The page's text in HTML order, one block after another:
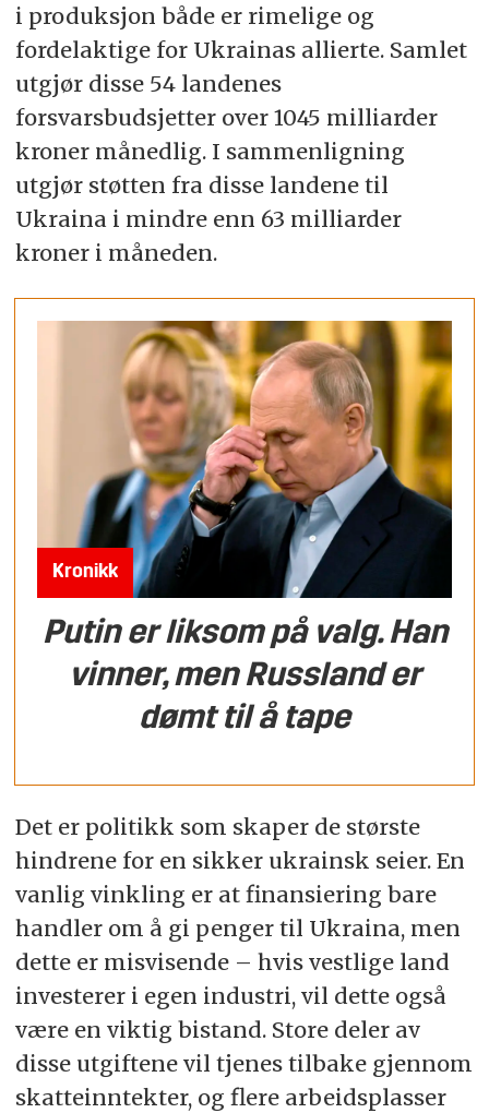
i produksjon både er rimelige og
fordelaktige for Ukrainas allierte. Samlet
utgjør disse 54 landenes
forsvarsbudsjetter over 1045 milliarder
kroner månedlig. I sammenligning
utgjør støtten fra disse landene til
Ukraina i mindre enn 63 milliarder
kroner i måneden.
Kronikk
Putin er liksom på valg. Han
vinner, men Russland er
dømt til å tape
Det er politikk som skaper de største
hindrene for en sikker ukrainsk seier. En
vanlig vinkling er at finansiering bare
handler om å gi penger til Ukraina, men
dette er misvisende – hvis vestlige land
investerer i egen industri, vil dette også
være en viktig bistand. Store deler av
disse utgiftene vil tjenes tilbake gjennom
skatteinntekter, og flere arbeidsplasser